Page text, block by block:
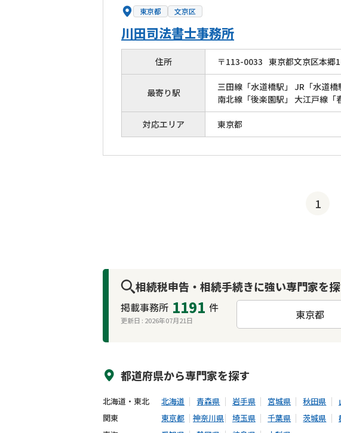
東京都 文京区
川田司法書士事務所
住所 〒113-0033 東京都文京区本郷
最寄り駅
三田線「水道橋駅」 JR「水道
南北線「後楽園駅」 大江戸線「
対応エリア 東京都
1
相続税申告・相続手続きに強い専門家を
掲載事務所 1191 件
更新日 : 2026年07月21日 東京都
都道府県から専門家を探す
北海道・東北 北海道 青森県 岩手県 宮城県 秋田県
関東
東京都 神奈川県 埼玉県 千葉県 茨城県